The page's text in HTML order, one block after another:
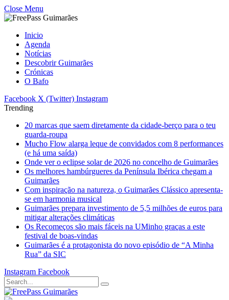
Close Menu
Inicio
Agenda
Notícias
Descobrir Guimarães
Crónicas
O Bafo
Facebook X (Twitter) Instagram
Trending
20 marcas que saem diretamente da cidade-berço para o teu
guarda-roupa
Mucho Flow alarga leque de convidados com 8 performances
(e há uma saída)
Onde ver o eclipse solar de 2026 no concelho de Guimarães
Os melhores hambúrgueres da Península Ibérica chegam a
Guimarães
Com inspiração na natureza, o Guimarães Clássico apresenta-
se em harmonia musical
Guimarães prepara investimento de 5,5 milhões de euros para
mitigar alterações climáticas
Os Recomeços são mais fáceis na UMinho graças a este
festival de boas-vindas
Guimarães é a protagonista do novo episódio de “A Minha
Rua” da SIC
Instagram Facebook